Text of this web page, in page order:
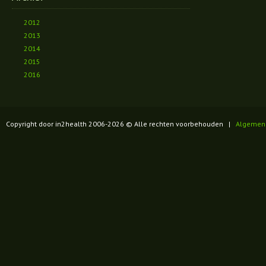
2012
2013
2014
2015
2016
Copyright door in2health 2006-2026 © Alle rechten voorbehouden |